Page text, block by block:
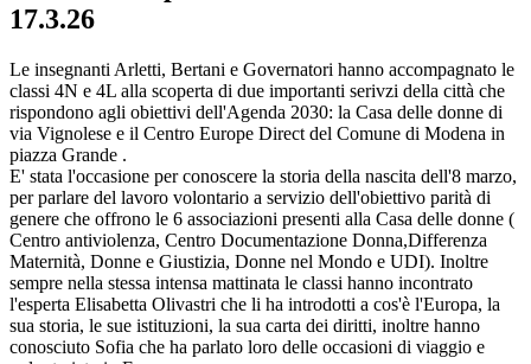
17.3.26
Le insegnanti Arletti, Bertani e Governatori hanno accompagnato le
classi 4N e 4L alla scoperta di due importanti serivzi della città che
rispondono agli obiettivi dell'Agenda 2030: la Casa delle donne di
via Vignolese e il Centro Europe Direct del Comune di Modena in
piazza Grande .
E' stata l'occasione per conoscere la storia della nascita dell'8 marzo,
per parlare del lavoro volontario a servizio dell'obiettivo parità di
genere che offrono le 6 associazioni presenti alla Casa delle donne (
Centro antiviolenza, Centro Documentazione Donna,Differenza
Maternità, Donne e Giustizia, Donne nel Mondo e UDI). Inoltre
sempre nella stessa intensa mattinata le classi hanno incontrato
l'esperta Elisabetta Olivastri che li ha introdotti a cos'è l'Europa, la
sua storia, le sue istituzioni, la sua carta dei diritti, inoltre hanno
conosciuto Sofia che ha parlato loro delle occasioni di viaggio e